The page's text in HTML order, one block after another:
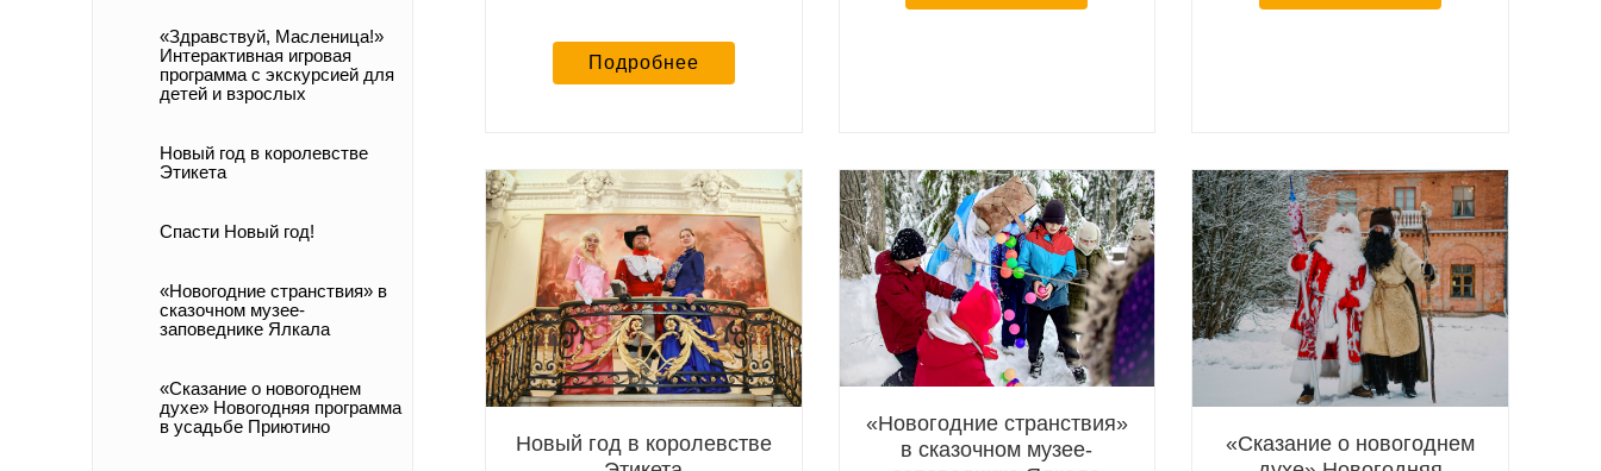
«Здравствуй, Масленица!»
Интерактивная игровая
программа с экскурсией для
детей и взрослых
Новый год в королевстве
Этикета
Спасти Новый год!
«Новогодние странствия» в
сказочном музее-
заповеднике Ялкала
«Сказание о новогоднем
духе» Новогодняя программа
в усадьбе Приютино
Подробнее
Новый год в королевстве
«Новогодние странствия»
в сказочном музее-
«Сказание о новогоднем